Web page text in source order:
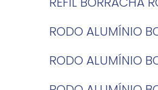
RODO ALUMÍNIO
RODO ALUMÍNIO